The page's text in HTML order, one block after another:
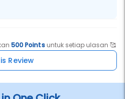
500 Pointsuntuk setiap ulasan 🥰
Review